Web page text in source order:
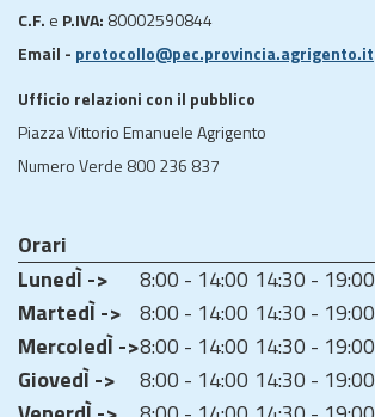
C.F. e P.IVA: 80002590844
Email - protocollo@pec.provincia.agrigento.it
Ufficio relazioni con il pubblico
Piazza Vittorio Emanuele Agrigento
Numero Verde 800 236 837
Orari
LunedÌ ->
8:00 - 14:00 14:30 - 19:00
MartedÌ -> 8:00 - 14:00 14:30 - 19:00
MercoledÌ ->8:00 - 14:00 14:30 - 19:00
GiovedÌ ->
8:00 - 14:00 14:30 - 19:00